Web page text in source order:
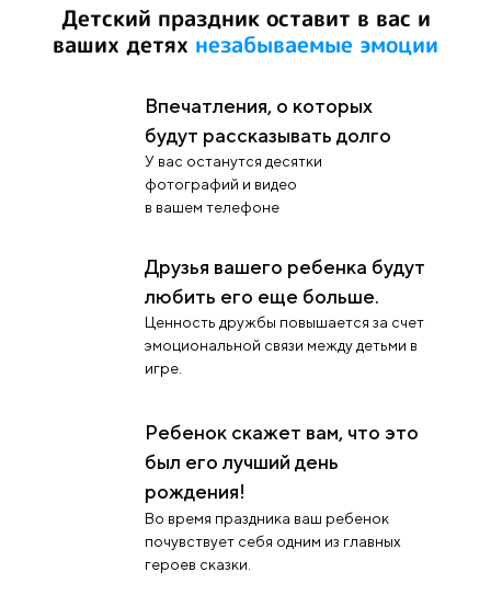
Во время праздника ваш ребенок
почувствует себя одним из главных
героев сказки.
Ребенок скажет вам, что это
был его лучший день
рождения!
Ценность дружбы повышается за счет
эмоциональной связи между детьми в
игре.
У вас останутся десятки
фотографий и видео
в вашем телефоне
Друзья вашего ребенка будут
любить его еще больше.
Впечатления, о которых
будут рассказывать долго
Детский праздник оставит в вас и
ваших детях незабываемые эмоции